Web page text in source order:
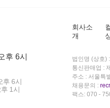
후 6시
후 6시
1시
회사소
개
법인명 (상호)
통신판매업 :
주소 : 서울특
채용문의 :
팩스: 070 -